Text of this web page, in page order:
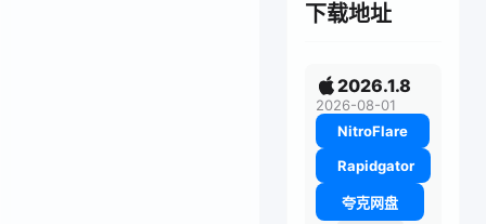
下载地址
2026.1.8
2026-08-01
NitroFlare
Rapidgator
夸克网盘